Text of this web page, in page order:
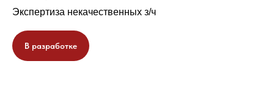
Экспертиза некачественных з/ч
В разработке